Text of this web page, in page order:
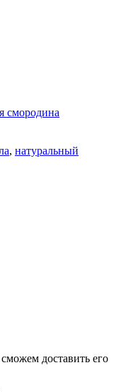
смородина
, натуральный
доставить его